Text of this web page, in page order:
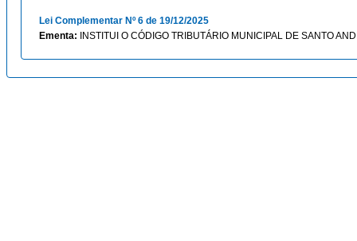
Lei Complementar Nº 6 de 19/12/2025
Ementa: INSTITUI O CÓDIGO TRIBUTÁRIO MUNICIPAL DE SANTO